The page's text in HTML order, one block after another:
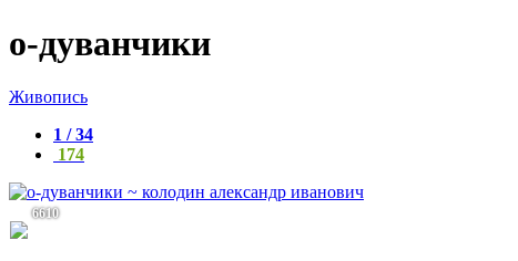
о-дуванчики
Живопись
1 / 34
174
6610